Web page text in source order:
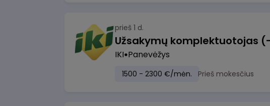
prieš 1 d.
IKI Panevėžys
1500 - 2300 €/mėn. Prieš mokesčius